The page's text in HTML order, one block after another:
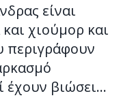
είναι
χιούμορ και
περιγράφουν
έχουν βιώσει…